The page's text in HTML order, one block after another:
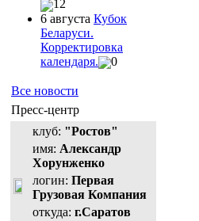
12
6 августа Кубок
Беларуси.
Корректировка
календаря.
0
Все новости
Пресс-центр
клуб: "Ростов"
имя: Александр
Хорунженко
логин: Первая
Грузовая Компания
откуда: г.Саратов